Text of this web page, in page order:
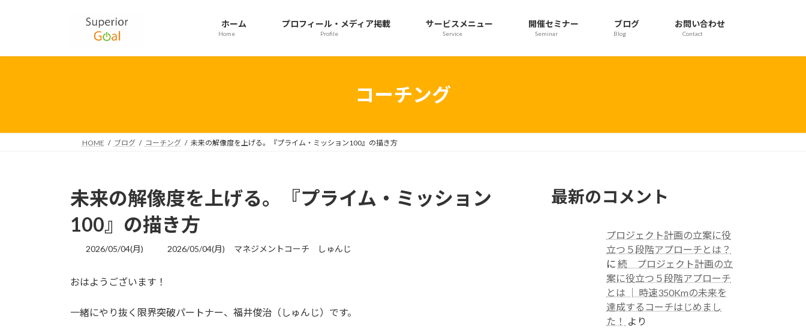
プ
動
ホーム
Home
プロフィール・メディア掲載
Profile
サービスメニュー
Service
開催セミナー
Seminar
ブログ
Blog
お問い合わせ
Contact
コーチング
HOME ブログ コーチング 未来の解像度を上げる。『プライム・ミッション100』の描き方
未来の解像度を上げる。『プライム・ミッション
100』の描き方
2026/05/04(月)
最
時
:
2026/05/04(月) マネジメントコーチ しゅんじ
おはようございます！
一緒にやり抜く限界突破パートナー、福井俊治（しゅんじ）です。
最新のコメント
プロジェクト計画の立案に役
立つ５段階アプローチとは？
に続 プロジェクト計画の立
案に役立つ５段階アプローチ
とは │ 時速350Kmの未来を
達成するコーチはじめまし
た！
より